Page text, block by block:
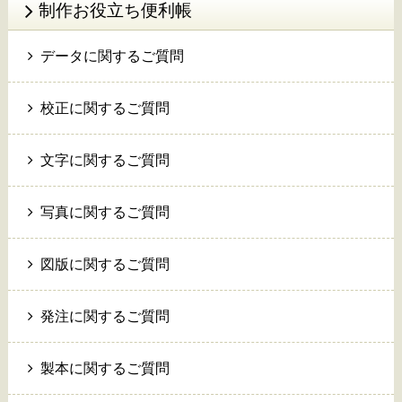
制作お役立ち便利帳
データに関するご質問
校正に関するご質問
文字に関するご質問
写真に関するご質問
図版に関するご質問
発注に関するご質問
製本に関するご質問